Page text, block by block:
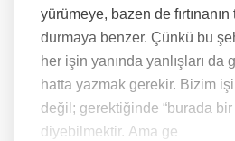
yürümeye, bazen de fırtınanın
durmaya benzer. Çünkü bu
her işin yanında yanlışları da
hatta yazmak gerekir. Bizim
değil; gerektiğinde “burada bir
diyebilmektir. Ama ge